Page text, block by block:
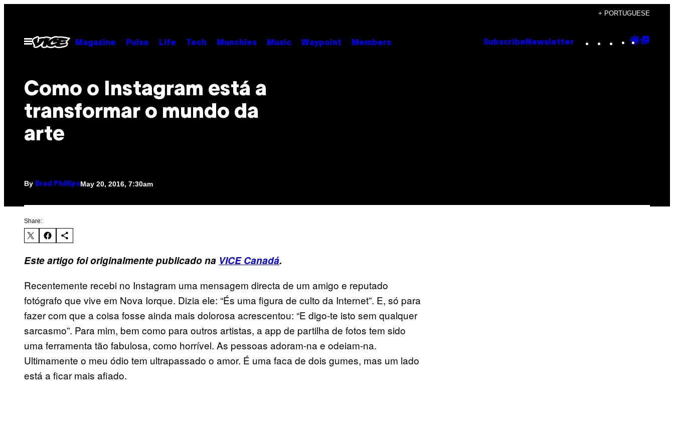
content
+ PORTUGUESE
Open
Menu
Magazine Pulse Life Tech Munchies Music Waypoint Members Subscribe Newsletter Instagram
TikTok
YouTube
Google
Como o Instagram está a
transformar o mundo da
arte
By Brad PhillipsMay 20, 2016, 7:30am
Share:
Este artigo foi originalmente publicado na VICE Canadá.
Recentemente recebi no Instagram uma mensagem directa de um amigo e reputado
fotógrafo que vive em Nova Iorque. Dizia ele: “És uma figura de culto da Internet”. E, só para
fazer com que a coisa fosse ainda mais dolorosa acrescentou: “E digo-te isto sem qualquer
sarcasmo”. Para mim, bem como para outros artistas, a app de partilha de fotos tem sido
uma ferramenta tão fabulosa, como horrível. As pessoas adoram-na e odeiam-na.
Ultimamente o meu ódio tem ultrapassado o amor. É uma faca de dois gumes, mas um lado
está a ficar mais afiado.